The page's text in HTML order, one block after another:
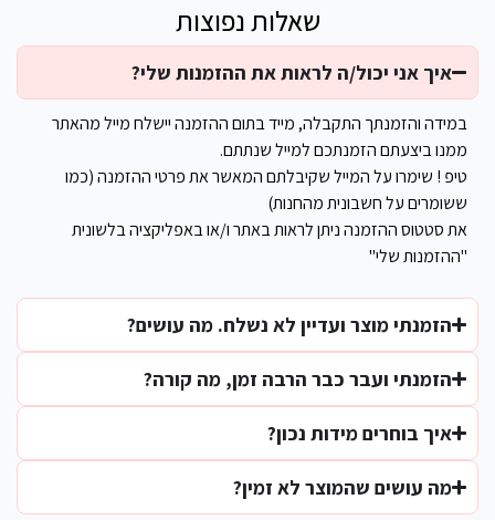
איך אני יכול/ה לראות את ההזמנות שלי?
במידה והזמנתך התקבלה, מייד בתום ההזמנה יישלח מייל מהאתר
ממנו ביצעתם הזמנתכם למייל שנתתם.
טיפ ! שימרו על המייל שקיבלתם המאשר את פרטי ההזמנה (כמו
ששומרים על חשבונית מהחנות)
את סטטוס ההזמנה ניתן לראות באתר ו/או באפליקציה בלשונית
"ההזמנות שלי"
הזמנתי מוצר ועדיין לא נשלח. מה עושים?
הזמנתי ועבר כבר הרבה זמן, מה קורה?
איך בוחרים מידות נכון?
מה עושים שהמוצר לא זמין?
שאלות נפוצות